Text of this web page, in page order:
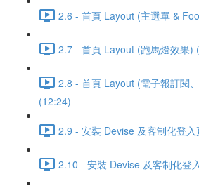
2.6 - 首頁 Layout (主選單 &
2.7 - 首頁 Layout (跑馬燈效果)
2.8 - 首頁 Layout (電子報訂閱
(12:24)
2.9 - 安裝 Devise 及客制化登
2.10 - 安裝 Devise 及客制化登